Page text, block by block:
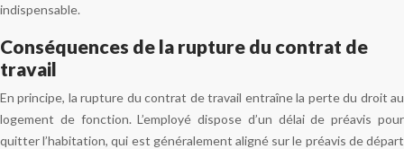
indispensable.
Conséquences de la rupture du contrat de
travail
En principe, la rupture du contrat de travail entraîne la perte du droit au
logement de fonction. L’employé dispose d’un délai de préavis pour
quitter l’habitation, qui est généralement aligné sur le préavis de départ